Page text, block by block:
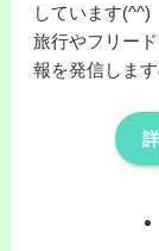
しています(^^)
旅行やフリー
報を発信しま